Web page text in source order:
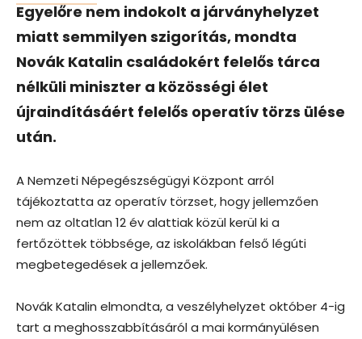
Egyelőre nem indokolt a járványhelyzet
miatt semmilyen szigorítás, mondta
Novák Katalin családokért felelős tárca
nélküli miniszter a közösségi élet
újraindításáért felelős operatív törzs ülése
után.
A Nemzeti Népegészségügyi Központ arról
tájékoztatta az operatív törzset, hogy jellemzően
nem az oltatlan 12 év alattiak közül kerül ki a
fertőzöttek többsége, az iskolákban felső légúti
megbetegedések a jellemzőek.
Novák Katalin elmondta, a veszélyhelyzet október 4-ig
tart a meghosszabbításáról a mai kormányülésen